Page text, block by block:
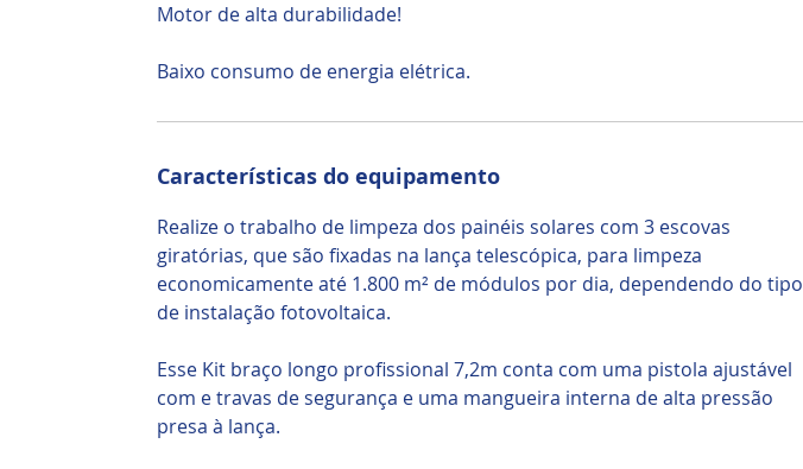
Motor de alta durabilidade!
Baixo consumo de energia elétrica.
Características do equipamento
Realize o trabalho de limpeza dos painéis solares com 3 escovas
giratórias, que são fixadas na lança telescópica, para limpeza
economicamente até 1.800 m² de módulos por dia, dependendo do tipo
de instalação fotovoltaica.
Esse Kit braço longo profissional 7,2m conta com uma pistola ajustável
com e travas de segurança e uma mangueira interna de alta pressão
presa à lança.